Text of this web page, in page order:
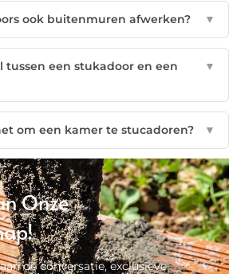
ook buitenmuren afwerken? ▼
tussen een stukadoor en een
▼
om een kamer te stucadoren? ▼
Onze
de conversatie, exclusieve